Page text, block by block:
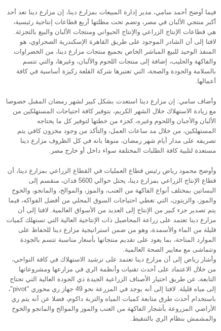
فيما أوضح أحمد سامي، مدير إدارة المبيعات بمزارع دينا، إن مزارع دينا تعد أحد
أكبر منتجي الألبان في مصر، وتضم تحت مظلتها أربع قطاعات إنتاجية رئيسية،
هي قطاعات الإنتاج الزراعي والإنتاج الحيواني ومنتجات الألبان والبيع بالتجزئة.
لافتا إلى أن الشادر الموجود على طريق القاهرة الإسكندرية الصحراوي، هو
المنفذ الوحيد للبيع المباشر الخاص بجميع منتجات مزارع دينا، من الخضراوات
والفاكهة والحليب، إضافة إلى منتجات اللحوم والألبان، وغيرها، والتي تتسم
بالسلامة والجودة والصحة، التي تعتبرها شركة القلعة ركيزة أساسية في كافة
أعمالها.
وأضاف سامي: إن مزارع دينا استعدت بشكل كبير لشهر رمضان المقبل خصوصا
مع زيادة الاستهلاك خلال الشهر الكريم، بتوفير كافة احتياجات المستهلكين من
الألبان والأجبان واللحوم وغيره، كجزء من خطتها لتوفير كل ما يحتاجه
المستهلكين، من خلال مد ساعات العمل، والتأكد من وجود مخزون كافي يتم
تصريفه على مدار أيام شهر رمضان، منوها بانه في كل الظروف مزارع دينا
مستعدة لتلبية كافة الطلبات المختلفة سواء داخل أو خارج مصر.
وأوضح محمود رياض رئيس قطاع العمليات في القطاع الزراعي بمزارع دينا، أن
قطاع الإنتاج الزراعي بمزارع دينا، يحتل حوالي 5600 فدان، منقسم إلى
البساتين بمختلف أنواع الفاكهة من العنب، والموز، والموالح، والمانجو، والخوخ
والموز، والزيتون، التي تغطي احتياجات السوق المحلي من أفضل الفواكه، فيما
يتم تصدير جزء كبير من الإنتاج إلى العديد من الأسواق العالمية. لافتا إلى أن
مزارع دينا تعتمد على زراعة المحاصيل ذات الإنتاجية العالية التي تستهلك كميات
قليلة من الماء والأسمدة، وهو من ضمن استراتيجية مزارع دينا للحفاظ على
الموارد المتاحة، بما يعود على تقديم منتجاتها بأسعار مناسبة تتسم بالجودة
وتتماشى مع معايير الصحة العالمية.
وأشار رياض إلى أن مزارع دينا تعتمد على ترشيد الاستهلاك في كافة النواحي،
من خلال الاعتماد على أحدث تقنيات وأنظمة الري في مزارعها ومشروعاتها
التابعة، عن طريق اختيار الأصناف الزراعية الجيدة ذي الجودة العالية التي تحتاج
إلى مياه قليلة. لافتا إلى أنه يوجد في المزرعة نحو 49 جهاز ري محوري "pivot"،
باستخدام أحدث طرق متابعة كميات المياه والتربة داكوم، فضلا عن أنه يتم ري
الأراضي المزروعة بأشجار الفاكهة من العنب والموز والموالح والمانجو والخوخ
والمشمش بنظام الري بالتنقيط.